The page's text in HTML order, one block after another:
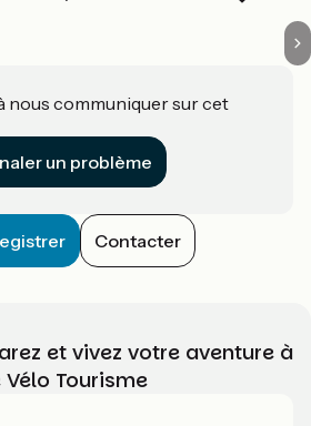
nous communiquer sur cet
un problème
Contacter
et vivez votre aventure à
Vélo Tourisme